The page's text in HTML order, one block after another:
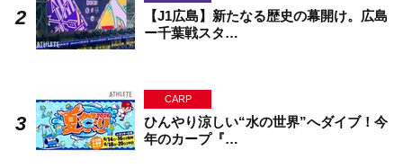
【J1広島】新たなる歴史の幕開け。広島
ー千葉戦スタ…
CARP
ひんやり涼しい“水の世界”へダイブ！今
年のカープ『…